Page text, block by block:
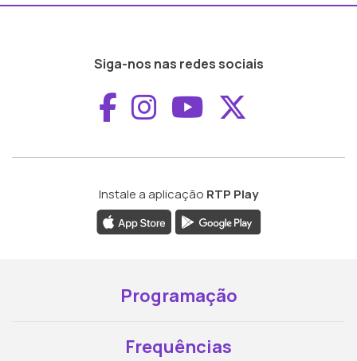
Siga-nos nas redes sociais
Aceder ao
Aceder ao
Aceder ao
Instale a aplicação RTP Play
Programação
Frequências